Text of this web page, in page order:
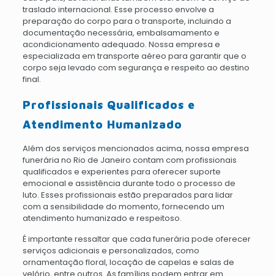
traslado internacional. Esse processo envolve a
preparação do corpo para o transporte, incluindo a
documentação necessária, embalsamamento e
acondicionamento adequado. Nossa empresa e
especializada em transporte aéreo para garantir que o
corpo seja levado com segurança e respeito ao destino
final.
Profissionais Qualificados e
Atendimento Humanizado
Além dos serviços mencionados acima, nossa empresa
funerária no Rio de Janeiro contam com profissionais
qualificados e experientes para oferecer suporte
emocional e assistência durante todo o processo de
luto. Esses profissionais estão preparados para lidar
com a sensibilidade do momento, fornecendo um
atendimento humanizado e respeitoso.
É importante ressaltar que cada funerária pode oferecer
serviços adicionais e personalizados, como
ornamentação floral, locação de capelas e salas de